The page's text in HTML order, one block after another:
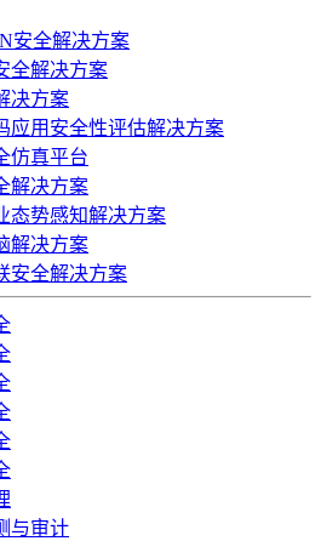
安全解决方案
全解决方案
决方案
应用安全性评估解决方案
仿真平台
解决方案
态势感知解决方案
解决方案
安全解决方案
与审计